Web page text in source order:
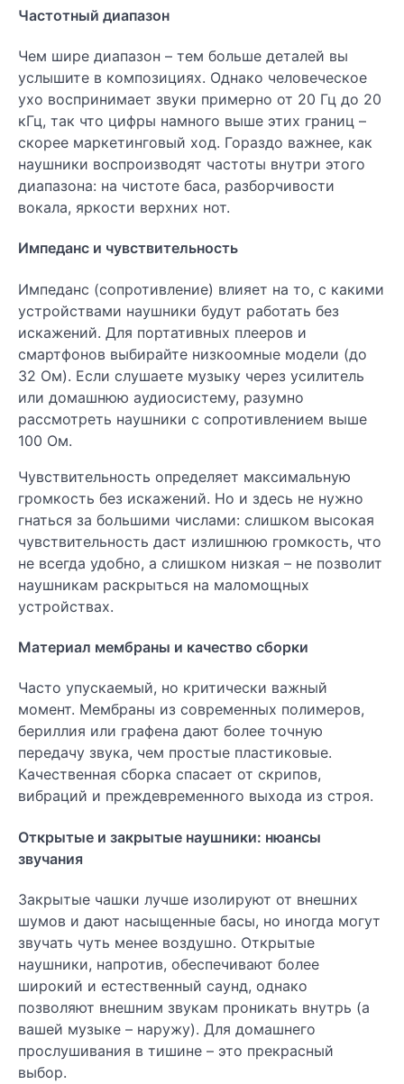
Частотный диапазон
Чем шире диапазон – тем больше деталей вы
услышите в композициях. Однако человеческое
ухо воспринимает звуки примерно от 20 Гц до 20
кГц, так что цифры намного выше этих границ –
скорее маркетинговый ход. Гораздо важнее, как
наушники воспроизводят частоты внутри этого
диапазона: на чистоте баса, разборчивости
вокала, яркости верхних нот.
Импеданс и чувствительность
Импеданс (сопротивление) влияет на то, с какими
устройствами наушники будут работать без
искажений. Для портативных плееров и
смартфонов выбирайте низкоомные модели (до
32 Ом). Если слушаете музыку через усилитель
или домашнюю аудиосистему, разумно
рассмотреть наушники с сопротивлением выше
100 Ом.
Чувствительность определяет максимальную
громкость без искажений. Но и здесь не нужно
гнаться за большими числами: слишком высокая
чувствительность даст излишнюю громкость, что
не всегда удобно, а слишком низкая – не позволит
наушникам раскрыться на маломощных
устройствах.
Материал мембраны и качество сборки
Часто упускаемый, но критически важный
момент. Мембраны из современных полимеров,
бериллия или графена дают более точную
передачу звука, чем простые пластиковые.
Качественная сборка спасает от скрипов,
вибраций и преждевременного выхода из строя.
Открытые и закрытые наушники: нюансы
звучания
Закрытые чашки лучше изолируют от внешних
шумов и дают насыщенные басы, но иногда могут
звучать чуть менее воздушно. Открытые
наушники, напротив, обеспечивают более
широкий и естественный саунд, однако
позволяют внешним звукам проникать внутрь (а
вашей музыке – наружу). Для домашнего
прослушивания в тишине – это прекрасный
выбор.